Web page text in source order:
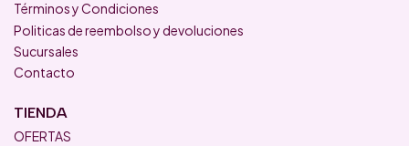
Términos y Condiciones
Politicas de reembolso y devoluciones
Sucursales
Contacto
TIENDA
OFERTAS